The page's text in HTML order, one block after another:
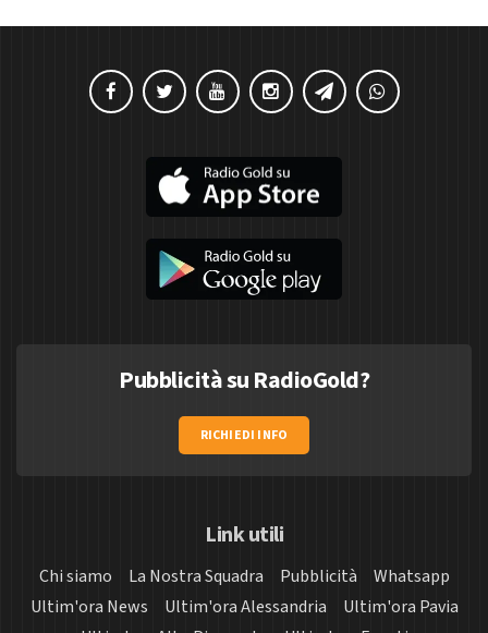
Pubblicità su RadioGold?
RICHIEDI INFO
Link utili
Chi siamo La Nostra Squadra Pubblicità
Whatsapp
Ultim'ora News
Ultim'ora Alessandria
Ultim'ora Pavia